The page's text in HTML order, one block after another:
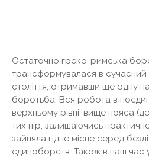
Остаточно греко-римська
трансформувалася в сучасний
століття, отримавши ще одну
боротьба. Вся робота в
верхньому рівні, вище пояса
тих пір, залишаючись
зайняла гідне місце серед
єдиноборств. Також в наш час